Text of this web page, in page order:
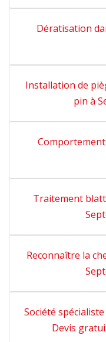
Dératisation
Installation de
pin à
Traitement
Reconnaître la
Société
Devis